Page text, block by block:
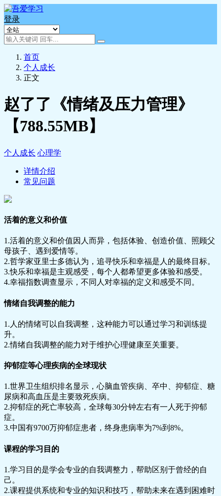
登录
首页
个人成长
正文
赵了了《情绪及压力管理》
【788.55MB】
个人成长 心理学
详情介绍
常见问题
活着的意义和价值
1.活着的意义和价值因人而异，包括体验、创造价值、照顾父
母孩子、遇到爱情等。
2.哲学家亚里士多德认为，追寻快乐和幸福是人的最终目标。
3.快乐和幸福是主观感受，每个人都希望更多体验和感受。
4.幸福指数调查显示，不同人对幸福的定义和感受不同。
情绪自我调整的能力
1.人的情绪可以自我调整，这种能力可以通过学习和训练提
升。
2.情绪自我调整的能力对于维护心理健康至关重要。
抑郁症等心理疾病的全球现状
1.世界卫生组织排名显示，心脑血管疾病、卒中、抑郁症、糖
尿病和高血压是主要致死疾病。
2.抑郁症的死亡率较高，全球每30分钟左右有一人死于抑郁
症。
3.中国有9700万抑郁症患者，终身患病率为7%到8%。
课程的学习目的
1.学习目的是学会专业的自我调整力，帮助区别于曾经的自
己。
2.课程提供系统和专业的知识和技巧，帮助未来在遇到困难时